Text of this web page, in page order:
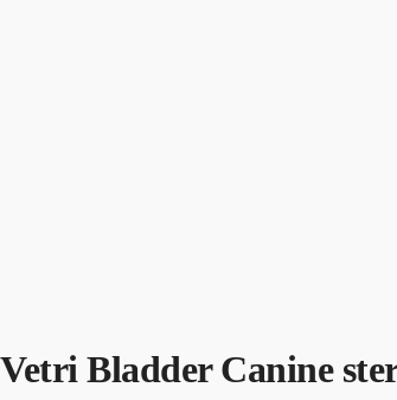
Vetri Bladder Canine